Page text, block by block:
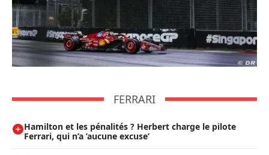
FERRARI
Hamilton et les pénalités ? Herbert charge le pilote
Ferrari, qui n’a ’aucune excuse’